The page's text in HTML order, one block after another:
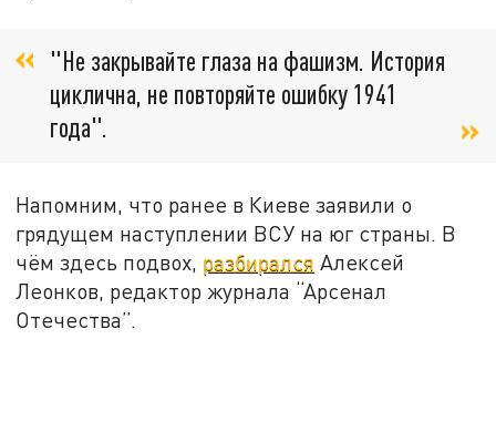
"Не закрывайте глаза на фашизм. История
циклична, не повторяйте ошибку 1941
года".
Напомним, что ранее в Киеве заявили о
грядущем наступлении ВСУ на юг страны. В
чём здесь подвох, разбирался Алексей
Леонков, редактор журнала “Арсенал
Отечества”.